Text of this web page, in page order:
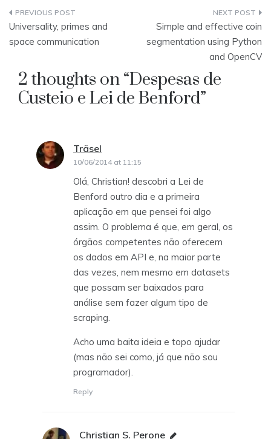
Post
navigation
Universality, primes and
space communication
Simple and effective coin
segmentation using Python
and OpenCV
2 thoughts on “Despesas de
Custeio e Lei de Benford”
Träsel
10/06/2014 at 11:15
Olá, Christian! descobri a Lei de
Benford outro dia e a primeira
aplicação em que pensei foi algo
assim. O problema é que, em geral, os
órgãos competentes não oferecem
os dados em API e, na maior parte
das vezes, nem mesmo em datasets
que possam ser baixados para
análise sem fazer algum tipo de
scraping.
Acho uma baita ideia e topo ajudar
(mas não sei como, já que não sou
programador).
Reply
Christian S. Perone says: